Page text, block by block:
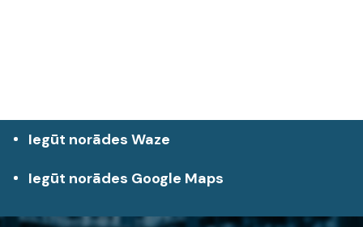
Iegūt norādes Waze
Iegūt norādes Google Maps